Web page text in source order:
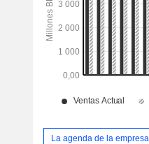
La agenda de la empresa